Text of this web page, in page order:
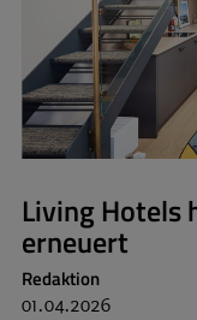
Living Hotels
erneuert
Redaktion
01.04.2026